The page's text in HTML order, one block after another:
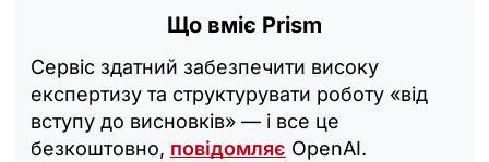
Що вміє Prism
Cервіс здатний забезпечити високу
експертизу та структурувати роботу «від
вступу до висновків» — і все це
безкоштовно, повідомляє OpenAI.